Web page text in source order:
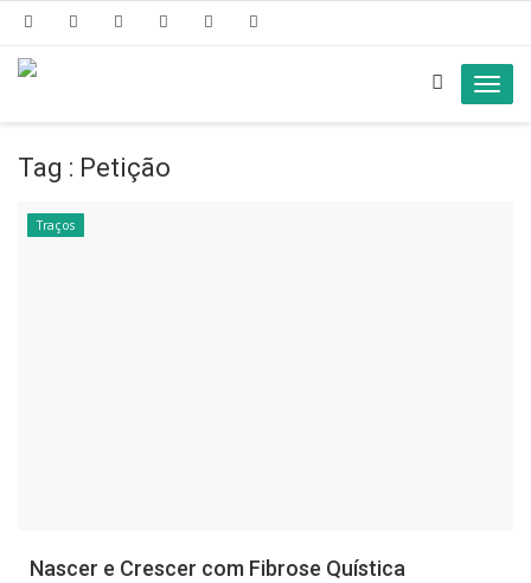
Tag : Petição
Traços
Nascer e Crescer com Fibrose Quística